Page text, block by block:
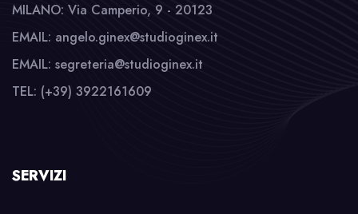
MILANO: Via Camperio, 9 - 20123
EMAIL: angelo.ginex@studioginex.it
EMAIL: segreteria@studioginex.it
TEL: (+39) 3922161609
SERVIZI